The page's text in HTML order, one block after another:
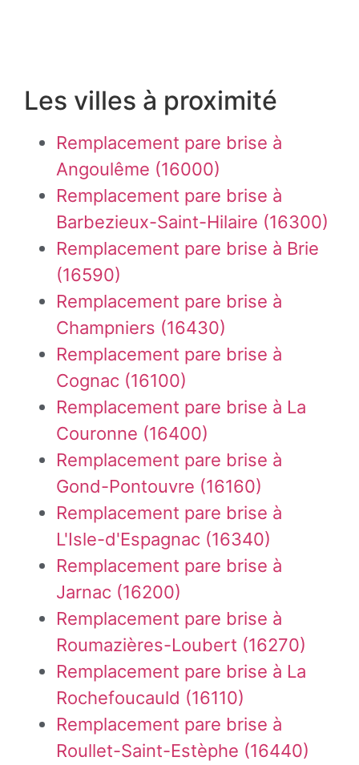
Les villes à proximité
Remplacement pare brise à
Angoulême (16000)
Remplacement pare brise à
Barbezieux-Saint-Hilaire (16300)
Remplacement pare brise à Brie
(16590)
Remplacement pare brise à
Champniers (16430)
Remplacement pare brise à
Cognac (16100)
Remplacement pare brise à La
Couronne (16400)
Remplacement pare brise à
Gond-Pontouvre (16160)
Remplacement pare brise à
L'Isle-d'Espagnac (16340)
Remplacement pare brise à
Jarnac (16200)
Remplacement pare brise à
Roumazières-Loubert (16270)
Remplacement pare brise à La
Rochefoucauld (16110)
Remplacement pare brise à
Roullet-Saint-Estèphe (16440)